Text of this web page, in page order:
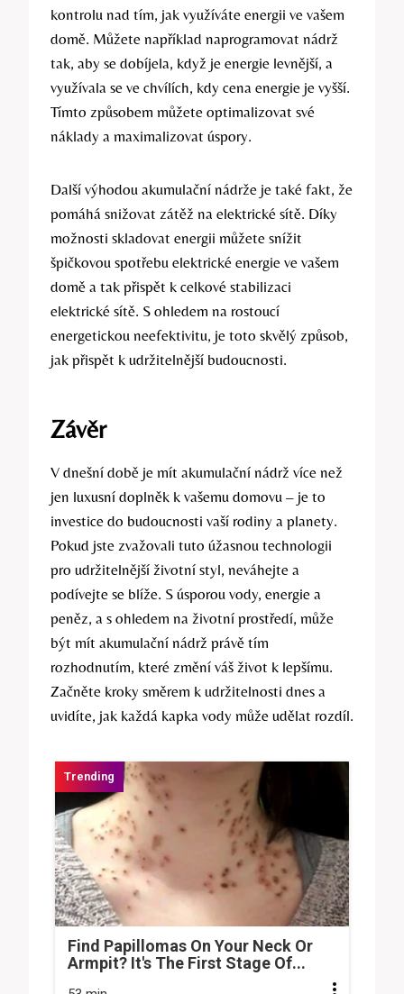
kontrolu nad tím, jak využíváte energii ve vašem
domě. Můžete například naprogramovat nádrž
tak, aby se dobíjela, když je energie levnější, a
využívala se ve chvílích, kdy cena energie je vyšší.
Tímto způsobem můžete optimalizovat své
náklady a maximalizovat úspory.
Další výhodou akumulační nádrže je také fakt, že
pomáhá snižovat zátěž na elektrické sítě. Díky
možnosti skladovat energii můžete snížit
špičkovou spotřebu elektrické energie ve vašem
domě a tak přispět k celkové stabilizaci
elektrické sítě. S ohledem na rostoucí
energetickou neefektivitu, je toto skvělý způsob,
jak přispět k udržitelnější budoucnosti.
Závěr
V dnešní době je mít akumulační nádrž více než
jen luxusní doplněk k vašemu domovu – je to
investice do budoucnosti vaší rodiny a planety.
Pokud jste zvažovali tuto úžasnou technologii
pro udržitelnější životní styl, neváhejte a
podívejte se blíže. S úsporou vody, energie a
peněz, a s ohledem na životní prostředí, může
být mít akumulační nádrž právě tím
rozhodnutím, které změní váš život k lepšímu.
Začněte kroky směrem k udržitelnosti dnes a
uvidíte, jak každá kapka vody může udělat rozdíl.
Find Papillomas On Your Neck Or
Armpit? It's The First Stage Of...